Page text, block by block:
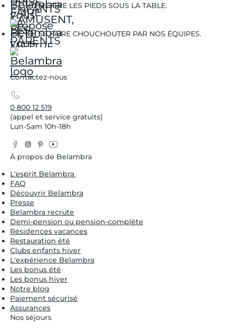
METTRE LES PIEDS SOUS LA TABLE.
SE FAIRE CHOUCHOUTER PAR NOS ÉQUIPES.
Contactez-nous
0 800 12 519
(appel et service gratuits)
Lun-Sam 10h-18h
Facebook
Instagram
Pinterest
YouTube
À propos de Belambra
L'esprit Belambra
FAQ
Découvrir Belambra
Presse
Belambra recrute
Demi-pension ou pension-complète
Résidences vacances
Restauration été
Clubs enfants hiver
L'expérience Belambra
Les bonus été
Les bonus hiver
Notre blog
Paiement sécurisé
Assurances
Nos séjours